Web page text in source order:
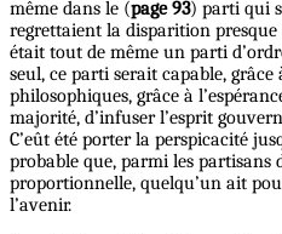
même dans le (page 93) parti qui
regrettaient la disparition
était tout de même un parti
seul, ce parti serait capable,
philosophiques, grâce à
majorité, d’infuser l’esprit
C’eût été porter la perspicacité
probable que, parmi les partisans
proportionnelle, quelqu’un ait
l’avenir.